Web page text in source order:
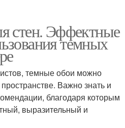
стен. Эффектные
темных
темные обои можно
Важно знать и
благодаря которым
выразительный и